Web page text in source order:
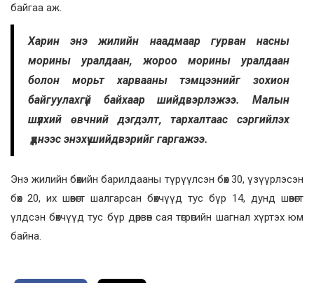
байгаа аж.
Харин энэ жилийн наадмаар гурван насны
морины уралдаан, жороо морины уралдаан
болон морьт харвааны тэмцээнийг зохион
байгуулахгүй байхаар шийдвэрлэжээ. Малын
шүлхий өвчний дэгдэлт, тархалтаас сэргийлэх
үүднээс энэхүү шийдвэрийг гаргажээ.
Энэ жилийн бөхийн барилдааны түрүүлсэн бөх 30, үзүүрлэсэн
бөх 20, их шөвөгт шалгарсан бөхчүүд тус бүр 14, дунд шөвөгт
үлдсэн бөхчүүд тус бүр дөрвөн сая төгрөгийн шагнал хүртэх юм
байна.